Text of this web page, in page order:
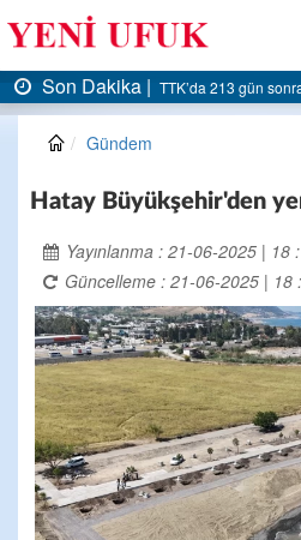
Faturası 5 milyar liraya dayandı
Son Dakika | AK Parti
Gündem
Hatay Büyükşehir'den
Yayınlanma : 21-06-2025 | 18
Güncelleme : 21-06-2025 | 18